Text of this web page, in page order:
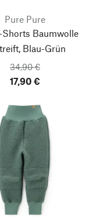
Pure Pure
Shorts Baumwolle
Blau-Grün
34,90 €
17,90 €